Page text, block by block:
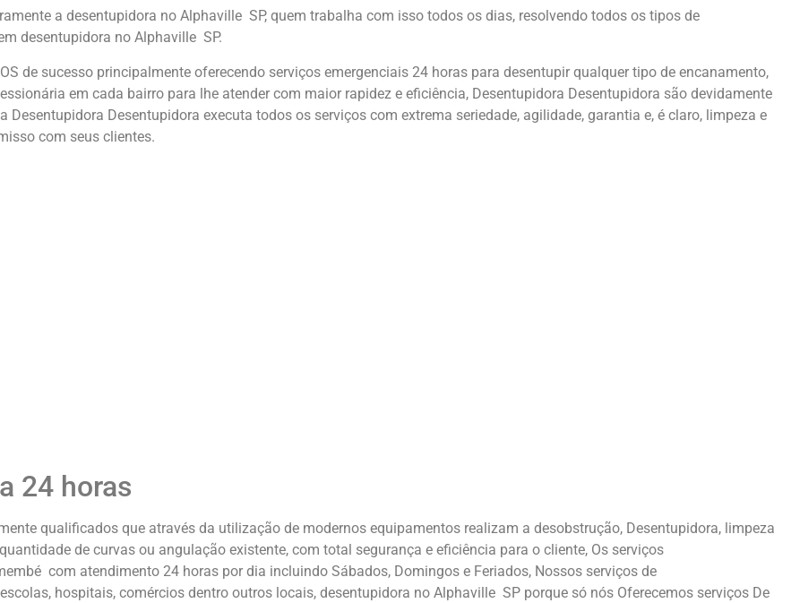
a desentupidora no Alphaville SP, quem trabalha com isso todos os dias, resolvendo todos os tipos de
desentupidora no Alphaville SP.
de sucesso principalmente oferecendo serviços emergenciais 24 horas para desentupir qualquer tipo de encanamento,
em cada bairro para lhe atender com maior rapidez e eficiência, Desentupidora Desentupidora são devidamente
Desentupidora executa todos os serviços com extrema seriedade, agilidade, garantia e, é claro, limpeza e
com seus clientes.
24 horas
qualificados que através da utilização de modernos equipamentos realizam a desobstrução, Desentupidora, limpeza
de curvas ou angulação existente, com total segurança e eficiência para o cliente, Os serviços
com atendimento 24 horas por dia incluindo Sábados, Domingos e Feriados, Nossos serviços de
hospitais, comércios dentro outros locais, desentupidora no Alphaville SP porque só nós Oferecemos serviços De